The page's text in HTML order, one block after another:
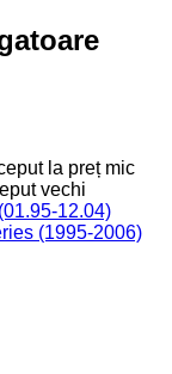
la preț mic
vechi